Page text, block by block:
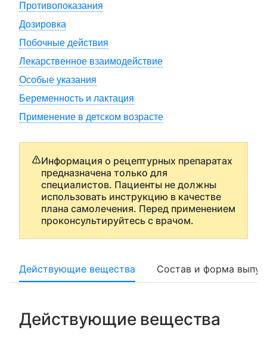
Противопоказания
Дозировка
Побочные действия
Лекарственное взаимодействие
Особые указания
Беременность и лактация
Применение в детском возрасте
Информация о рецептурных препаратах
предназначена только для
специалистов. Пациенты не должны
использовать инструкцию в качестве
плана самолечения. Перед применением
проконсультируйтесь с врачом.
Действующие вещества Состав и форма
Действующие вещества